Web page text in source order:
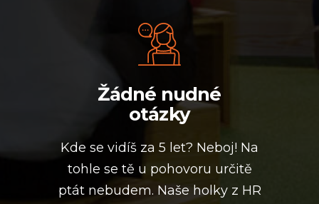
Žádné nudné
otázky
Kde se vidíš za 5 let? Neboj! Na
tohle se tě u pohovoru určitě
ptát nebudem. Naše holky z HR